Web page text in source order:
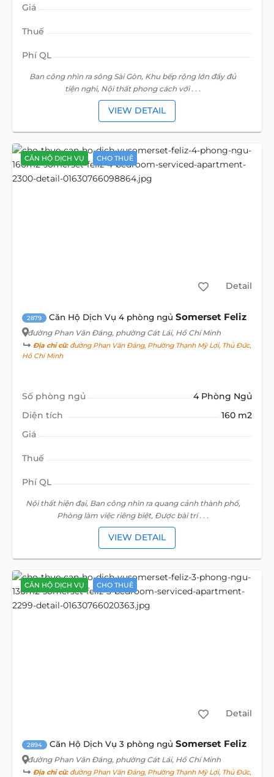
Giá
Thuế
Phí QL
Ban công nhìn ra sông Sài Gòn, Khu bếp rộng lớn đầy đủ
tiện nghi, Nội thất phong cách với . . .
VIEW DETAIL
CĂN HỘ DỊCH VỤ CHO THUÊ
Detail
2879 Căn Hộ Dịch Vụ 4 phòng ngủ Somerset Feliz
đường Phan Văn Đáng, phường Cát Lái, Hồ Chí Minh
Địa chỉ cũ:đường Phan Văn Đáng, Phường Thạnh Mỹ Lợi, Thủ Đức,
Hồ Chí Minh
Số phòng ngủ
4 Phòng Ngủ
Diện tích
160 m2
Giá
Thuế
Phí QL
Nội thất hiện đại, Ban công nhìn ra quang cảnh thành phố,
Phòng làm việc riêng biệt, Được bài trí . . .
VIEW DETAIL
CĂN HỘ DỊCH VỤ CHO THUÊ
Detail
2894 Căn Hộ Dịch Vụ 3 phòng ngủ Somerset Feliz
đường Phan Văn Đáng, phường Cát Lái, Hồ Chí Minh
Địa chỉ cũ:đường Phan Văn Đáng, Phường Thạnh Mỹ Lợi, Thủ Đức,